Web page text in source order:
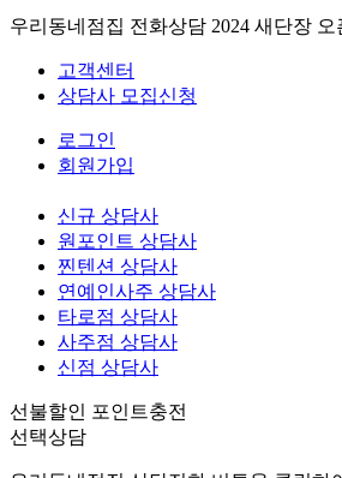
우리동네점집 전화상담 2024 새단장 오
고객센터
상담사 모집신청
로그인
회원가입
신규 상담사
원포인트 상담사
찐텐션 상담사
연예인사주 상담사
타로점 상담사
사주점 상담사
신점 상담사
선불할인 포인트충전
선택상담